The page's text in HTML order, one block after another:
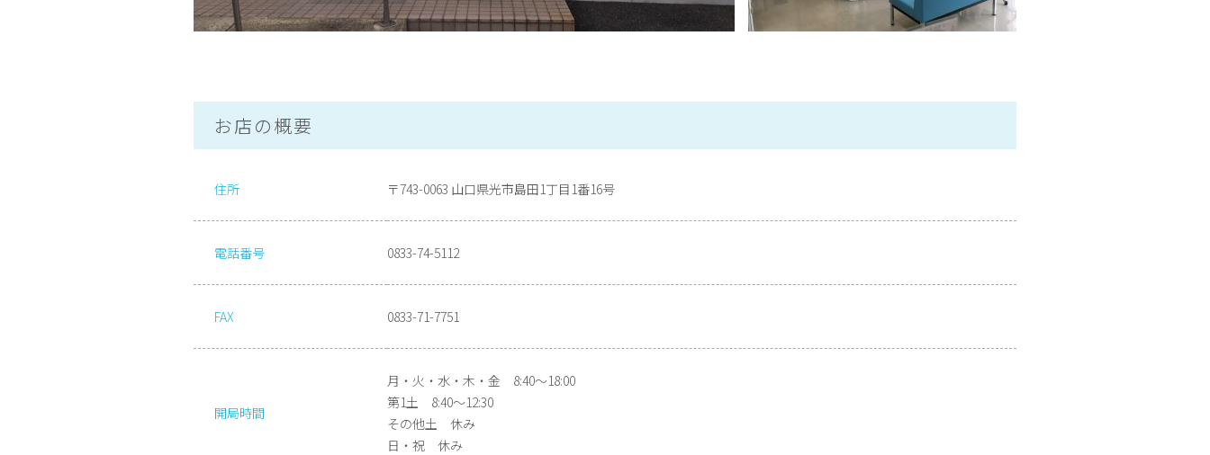
お店の概要
住所 〒743-0063 山口県光市島田1丁目1番16号
電話番号 0833-74-5112
FAX 0833-71-7751
開局時間
月・火・水・木・金 8:40〜18:00
第1土 8:40〜12:30
その他土 休み
日・祝 休み